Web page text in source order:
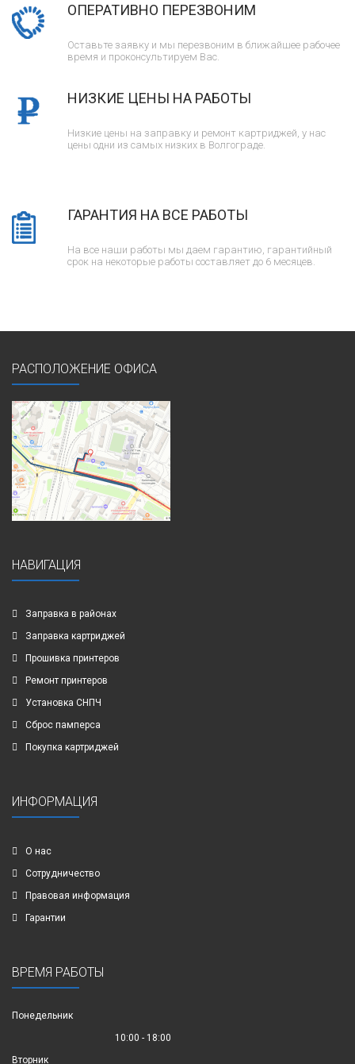
ОПЕРАТИВНО ПЕРЕЗВОНИМ
Оставьте заявку и мы перезвоним в ближайшее рабочее
время и проконсультируем Вас.
НИЗКИЕ ЦЕНЫ НА РАБОТЫ
Низкие цены на заправку и ремонт картриджей, у нас
цены одни из самых низких в Волгограде.
ГАРАНТИЯ НА ВСЕ РАБОТЫ
На все наши работы мы даем гарантию, гарантийный
срок на некоторые работы составляет до 6 месяцев.
РАСПОЛОЖЕНИЕ ОФИСА
НАВИГАЦИЯ
Заправка в районах
Заправка картриджей
Прошивка принтеров
Ремонт принтеров
Установка СНПЧ
Сброс памперса
Покупка картриджей
ИНФОРМАЦИЯ
О нас
Сотрудничество
Правовая информация
Гарантии
ВРЕМЯ РАБОТЫ
Понедельник
10:00 - 18:00
Вторник